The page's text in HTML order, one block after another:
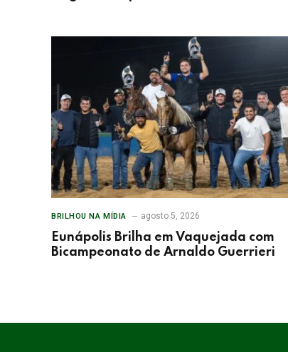
BRILHOU NA MÍDIA agosto 5, 2026
Eunápolis Brilha em Vaquejada com
Bicampeonato de Arnaldo Guerrieri